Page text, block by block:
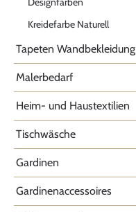
Kreidefarbe Naturell
Tapeten Wandbekleidung
Malerbedarf
Heim- und Haustextilien
Tischwäsche
Gardinen
Gardinenaccessoires